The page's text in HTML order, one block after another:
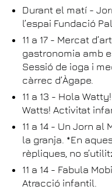
Durant el matí -
l’espai Fundació
11 a 17 - Mercat
gastronomia amb
Sessió de ioga i
càrrec d’Àgape.
11 a 13 - Hola
Watts! Activitat
11 a 14 - Un Jorn
la granja. *En
rèpliques, no
11 a 14 - Fabula
Atracció infantil.